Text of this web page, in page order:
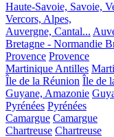
Haute-Savoie, Savoie,
Vercors, Alpes,
Auvergne, Cantal...
Bretagne - Normandie
Provence Provence
Martinique Antilles
Île de la Réunion Île de
Guyane, Amazonie
Pyrénées Pyrénées
Camargue Camargue
Chartreuse Chartreuse